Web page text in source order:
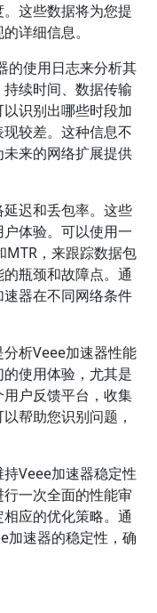
这些数据将为您提
详细信息。
的使用日志来分析其
续时间、数据传输
识别出哪些时段加
较差。这种信息不
来的网络扩展提供
迟和丢包率。这些
体验。可以使用一
，来跟踪数据包
瓶颈和故障点。通
器在不同网络条件
析Veee加速器性能
使用体验，尤其是
户反馈平台，收集
帮助您识别问题，
Veee加速器稳定性
一次全面的性能审
应的优化策略。通
加速器的稳定性，确